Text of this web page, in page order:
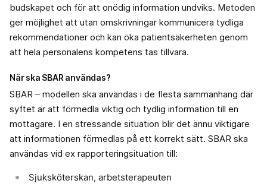
budskapet och för att onödig information undviks. Metoden
ger möjlighet att utan omskrivningar kommunicera tydliga
rekommendationer och kan öka patientsäkerheten genom
att hela personalens kompetens tas tillvara.
När ska SBAR användas?
SBAR – modellen ska användas i de flesta sammanhang där
syftet är att förmedla viktig och tydlig information till en
mottagare. I en stressande situation blir det ännu viktigare
att informationen förmedlas på ett korrekt sätt. SBAR ska
användas vid ex rapporteringsituation till:
Sjuksköterskan, arbetsterapeuten